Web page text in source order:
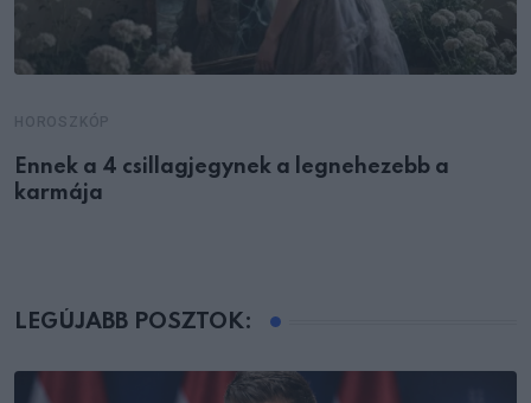
Ennek a 4 csillagjegynek a legnehezebb a
karmája
LEGÚJABB POSZTOK: